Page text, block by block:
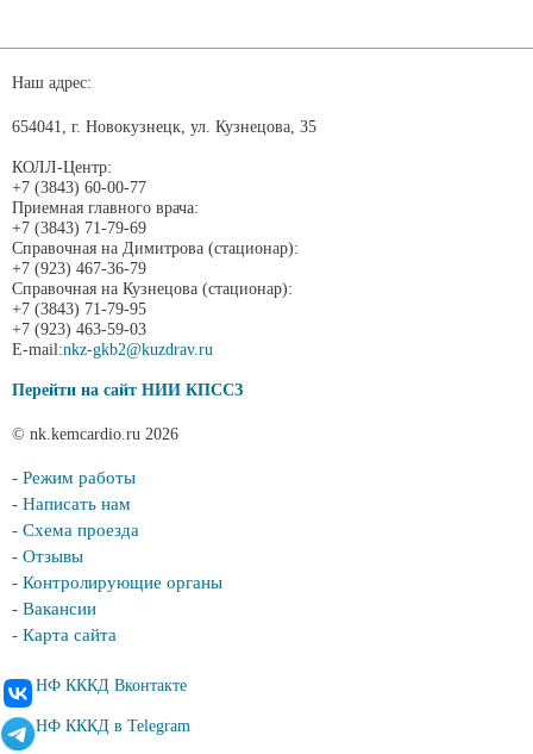
Наш адрес:
654041, г. Новокузнецк, ул. Кузнецова, 35
КОЛЛ-Центр:
+7 (3843) 60-00-77
Приемная главного врача:
+7 (3843) 71-79-69
Справочная на Димитрова (стационар):
+7 (923) 467-36-79
Справочная на Кузнецова (стационар):
+7 (3843) 71-79-95
+7 (923) 463-59-03
E-mail:nkz-gkb2@kuzdrav.ru
Перейти на сайт НИИ КПССЗ
© nk.kemcardio.ru 2026
- Режим работы
- Написать нам
- Схема проезда
- Отзывы
- Контролирующие органы
- Вакансии
- Карта сайта
НФ КККД Вконтакте
НФ КККД в Telegram